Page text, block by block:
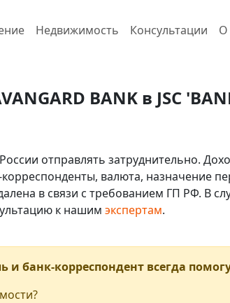
Недвижимость Консультации О
BANK в JSC
отправлять затруднительно.
валюта, назначение
в связи с требованием ГП РФ. В
к нашим экспертам.
и банк-корреспондент всегда